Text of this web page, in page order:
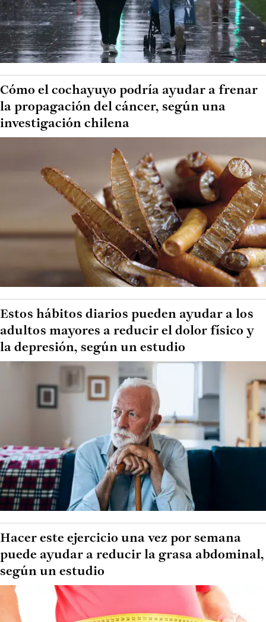
Cómo el cochayuyo podría ayudar a frenar
la propagación del cáncer, según una
investigación chilena
Estos hábitos diarios pueden ayudar a los
adultos mayores a reducir el dolor físico y
la depresión, según un estudio
Hacer este ejercicio una vez por semana
puede ayudar a reducir la grasa abdominal,
según un estudio